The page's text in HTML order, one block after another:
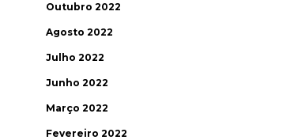
Outubro 2022
Agosto 2022
Julho 2022
Junho 2022
Março 2022
Fevereiro 2022